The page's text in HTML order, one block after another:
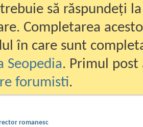
să răspundeți
Completarea
în care sunt
Seopedia. Primul
forumisti.
romanesc